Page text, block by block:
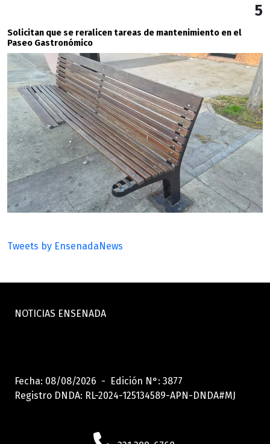
5
Solicitan que se reralicen tareas de mantenimiento en el
Paseo Gastronómico
Tweets by EnsenadaNews
NOTICIAS ENSENADA
Fecha: 08/08/2026 - Edición N°: 3877
Registro DNDA: RL-2024-125134589-APN-DNDA#MJ